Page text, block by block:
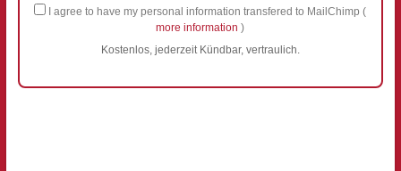
I agree to have my personal information transfered to MailChimp (
more information )
Kostenlos, jederzeit Kündbar, vertraulich.